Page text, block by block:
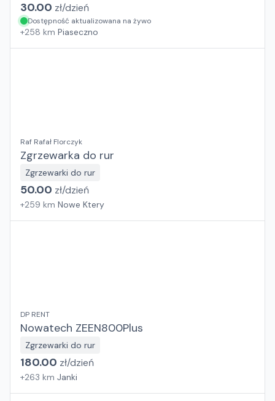
30.00 zł/dzień
Dostępność aktualizowana na żywo
+258 km Piaseczno
Raf Rafał Florczyk
Zgrzewarka do rur
Zgrzewarki do rur
50.00 zł/dzień
+259 km Nowe Ktery
DP RENT
Nowatech ZEEN800Plus
Zgrzewarki do rur
180.00 zł/dzień
+263 km Janki